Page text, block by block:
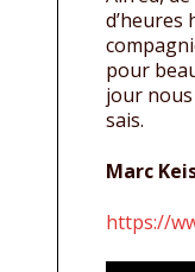
d’heures
pour
jour
sais.
Marc
https://